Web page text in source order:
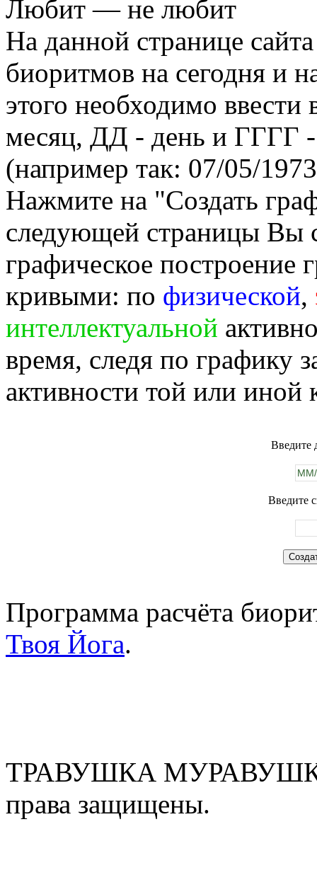
Любит — не любит
На данной странице
биоритмов на сегодня и
этого необходимо
месяц, ДД - день и ГГГГ -
(например так: 07/05/
Нажмите на "Создать
следующей страницы Вы
графическое построение
кривыми: по физической,
интеллектуальной
время, следя по графику
активности той или иной
Введите
Введите
Программа расчёта
Твоя Йога.
ТРАВУШКА
права защищены.